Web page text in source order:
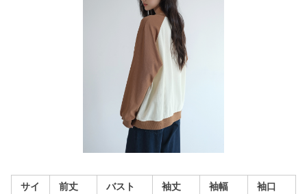
サイ
前丈
バスト
袖丈
袖幅
袖口